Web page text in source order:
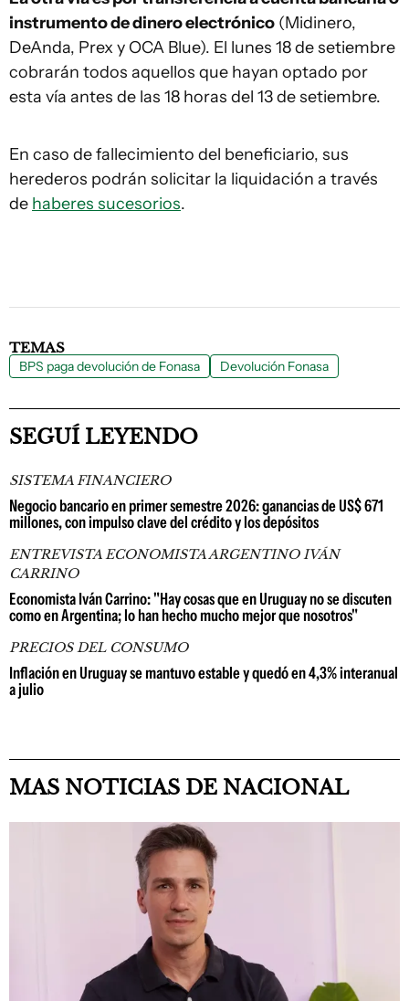
instrumento de dinero electrónico (Midinero,
DeAnda, Prex y OCA Blue). El lunes 18 de setiembre
cobrarán todos aquellos que hayan optado por
esta vía antes de las 18 horas del 13 de setiembre.
En caso de fallecimiento del beneficiario, sus
herederos podrán solicitar la liquidación a través
de haberes sucesorios.
TEMAS
BPS paga devolución de Fonasa Devolución Fonasa
SEGUÍ LEYENDO
SISTEMA FINANCIERO
Negocio bancario en primer semestre 2026: ganancias de US$ 671
millones, con impulso clave del crédito y los depósitos
ENTREVISTA ECONOMISTA ARGENTINO IVÁN
CARRINO
Economista Iván Carrino: "Hay cosas que en Uruguay no se discuten
como en Argentina; lo han hecho mucho mejor que nosotros"
PRECIOS DEL CONSUMO
Inflación en Uruguay se mantuvo estable y quedó en 4,3% interanual
a julio
MAS NOTICIAS DE NACIONAL